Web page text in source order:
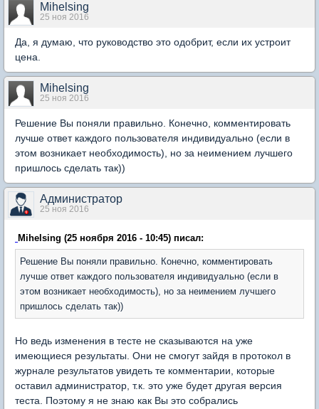
Mihelsing
25 ноя 2016
Да, я думаю, что руководство это одобрит, если их устроит
цена.
Mihelsing
25 ноя 2016
Решение Вы поняли правильно. Конечно, комментировать
лучше ответ каждого пользователя индивидуально (если в
этом возникает необходимость), но за неимением лучшего
пришлось сделать так))
Администратор
25 ноя 2016
Mihelsing (25 ноября 2016 - 10:45) писал:
Решение Вы поняли правильно. Конечно, комментировать
лучше ответ каждого пользователя индивидуально (если в
этом возникает необходимость), но за неимением лучшего
пришлось сделать так))
Но ведь изменения в тесте не сказываются на уже
имеющиеся результаты. Они не смогут зайдя в протокол в
журнале результатов увидеть те комментарии, которые
оставил администратор, т.к. это уже будет другая версия
теста. Поэтому я не знаю как Вы это собрались